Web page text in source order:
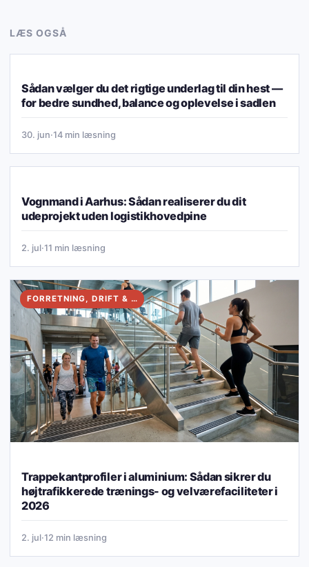
LÆS OGSÅ
Sådan vælger du det rigtige underlag til din hest —
for bedre sundhed, balance og oplevelse i sadlen
30. jun·14 min læsning
Vognmand i Aarhus: Sådan realiserer du dit
udeprojekt uden logistikhovedpine
2. jul·11 min læsning
FORRETNING, DRIFT & VALG
Trappekantprofiler i aluminium: Sådan sikrer du
højtrafikkerede trænings- og velværefaciliteter i
2026
2. jul·12 min læsning